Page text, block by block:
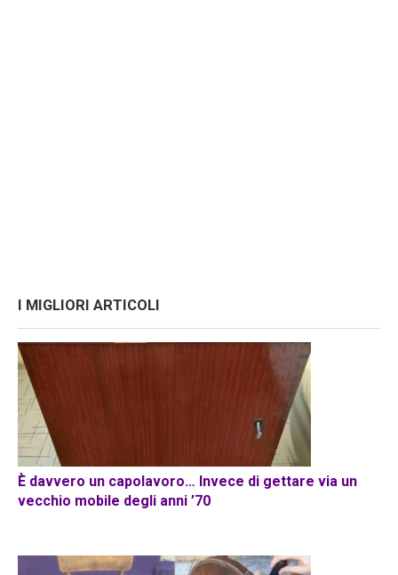
I MIGLIORI ARTICOLI
È davvero un capolavoro… Invece di gettare via un
vecchio mobile degli anni ’70